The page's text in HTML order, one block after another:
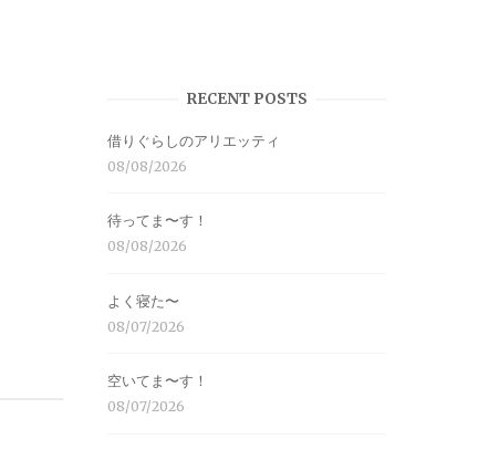
RECENT POSTS
借りぐらしのアリエッティ
08/08/2026
待ってま〜す！
08/08/2026
よく寝た〜
08/07/2026
空いてま〜す！
08/07/2026